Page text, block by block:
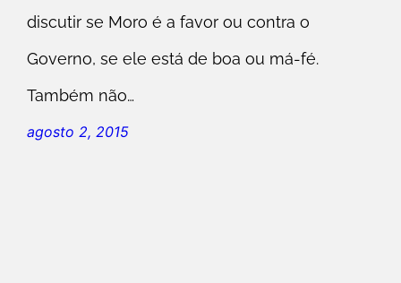
discutir se Moro é a favor ou contra o
Governo, se ele está de boa ou má-fé.
Também não…
agosto 2, 2015